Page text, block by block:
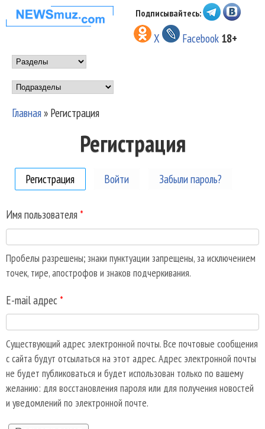
Перейти к основному
содержанию
НОВОСТИ
МУЗЫКИ И
ШОУ БИЗНЕСА
NEWSMUZ.COM
Подписывайтесь:
X Facebook 18+
Main menu
Подразделы
Главная» Регистрация
Регистрация
Регистрация (активная вкладка)
Войти Забыли пароль?
Имя пользователя *
Пробелы разрешены; знаки пунктуации запрещены, за исключением
точек, тире, апострофов и знаков подчеркивания.
E-mail адрес *
Существующий адрес электронной почты. Все почтовые сообщения
с сайта будут отсылаться на этот адрес. Адрес электронной почты
не будет публиковаться и будет использован только по вашему
желанию: для восстановления пароля или для получения новостей
и уведомлений по электронной почте.